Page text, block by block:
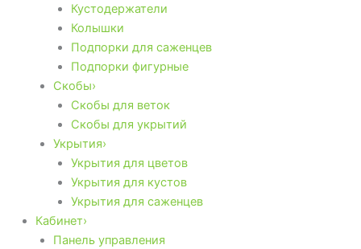
Кустодержатели
Колышки
Подпорки для саженцев
Подпорки фигурные
Скобы›
Скобы для веток
Скобы для укрытий
Укрытия›
Укрытия для цветов
Укрытия для кустов
Укрытия для саженцев
Кабинет›
Панель управления